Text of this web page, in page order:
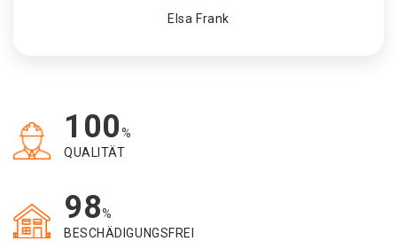
Elsa Frank
100%
QUALITÄT
98%
BESCHÄDIGUNGSFREI